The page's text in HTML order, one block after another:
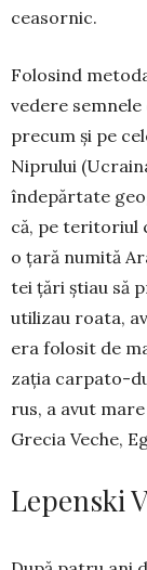
ceasornic.
Folosind
vedere semnele
precum şi pe
Niprului
în­de­părtate
că, pe teritoriul
o ţară numită
tei ţări ştiau să
utilizau roata,
era folosit de
zaţia carpato-
rus, a avut
Grecia Veche,
Lepenski